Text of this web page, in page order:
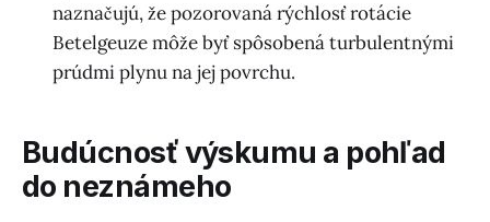
naznačujú, že pozorovaná rýchlosť rotácie
Betelgeuze môže byť spôsobená turbulentnými
prúdmi plynu na jej povrchu.
Budúcnosť výskumu a pohľad
do neznámeho